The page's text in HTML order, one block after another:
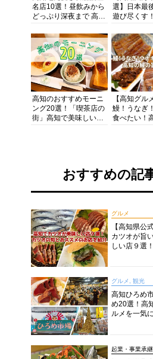
名店10選！昼飲みから
どっぷり深夜まで 高知
知グルメPro】
選】日本最
遊び尽くす
を網羅した
イド
高知のおすすめモーニ
ング20選！「喫茶店の
街」高知で美味しい喫
【高知グル
鰻！うなぎ
食べたい！
おすすめの記
グルメ
【高知県公
カツオが旨
しい店９選
グルメ, 観光
高知ひろめ
め20選！高
ルメを一気
起業・事業承